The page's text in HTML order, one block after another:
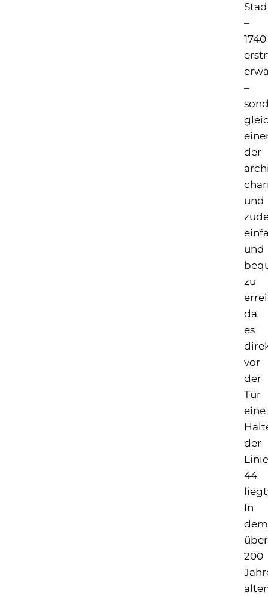
–
1740
–
der
und
und
zu
da
es
vor
der
Tür
eine
der
Linie
44
In
dem
über
200